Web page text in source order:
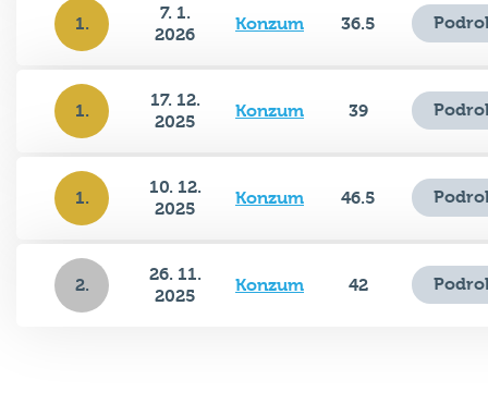
1.
7. 1.
2026
Konzum 36.5
1.
17. 12.
2025
Konzum 39
1.
10. 12.
2025
Konzum 46.5
2.
26. 11.
2025
Konzum 42